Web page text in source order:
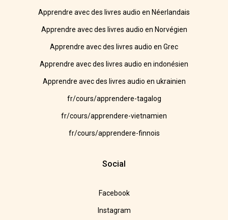
Apprendre avec des livres audio en Néerlandais
Apprendre avec des livres audio en Norvégien
Apprendre avec des livres audio en Grec
Apprendre avec des livres audio en indonésien
Apprendre avec des livres audio en ukrainien
fr/cours/apprendere-tagalog
fr/cours/apprendere-vietnamien
fr/cours/apprendere-finnois
Social
Facebook
Instagram